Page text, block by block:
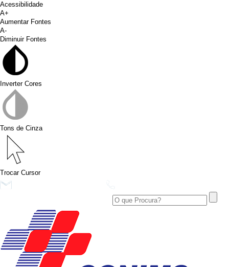
Acessibilidade
A+
Aumentar Fontes
A-
Diminuir Fontes
Inverter Cores
Tons de Cinza
Trocar Cursor